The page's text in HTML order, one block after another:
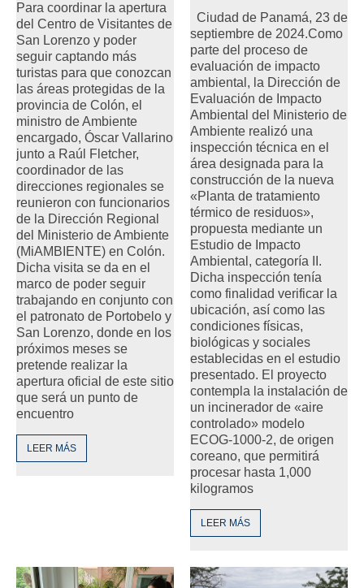
Para coordinar la apertura
del Centro de Visitantes de
San Lorenzo y poder
seguir captando más
turistas para que conozcan
las áreas protegidas de la
provincia de Colón, el
ministro de Ambiente
encargado, Óscar Vallarino
junto a Raúl Fletcher,
coordinador de las
direcciones regionales se
reunieron con funcionarios
de la Dirección Regional
del Ministerio de Ambiente
(MiAMBIENTE) en Colón.
Dicha visita se da en el
marco de poder seguir
trabajando en conjunto con
el patronato de Portobelo y
San Lorenzo, donde en los
próximos meses se
pretende realizar la
apertura oficial de este sitio
que será un punto de
encuentro
LEER MÁS
Ciudad de Panamá, 23 de
septiembre de 2024.Como
parte del proceso de
evaluación de impacto
ambiental, la Dirección de
Evaluación de Impacto
Ambiental del Ministerio de
Ambiente realizó una
inspección técnica en el
área designada para la
construcción de la nueva
«Planta de tratamiento
térmico de residuos»,
propuesta mediante un
Estudio de Impacto
Ambiental, categoría II.
Dicha inspección tenía
como finalidad verificar la
ubicación, así como las
condiciones físicas,
biológicas y sociales
establecidas en el estudio
presentado. El proyecto
contempla la instalación de
un incinerador de «aire
controlado» modelo
ECOG-1000-2, de origen
coreano, que permitirá
procesar hasta 1,000
kilogramos
LEER MÁS